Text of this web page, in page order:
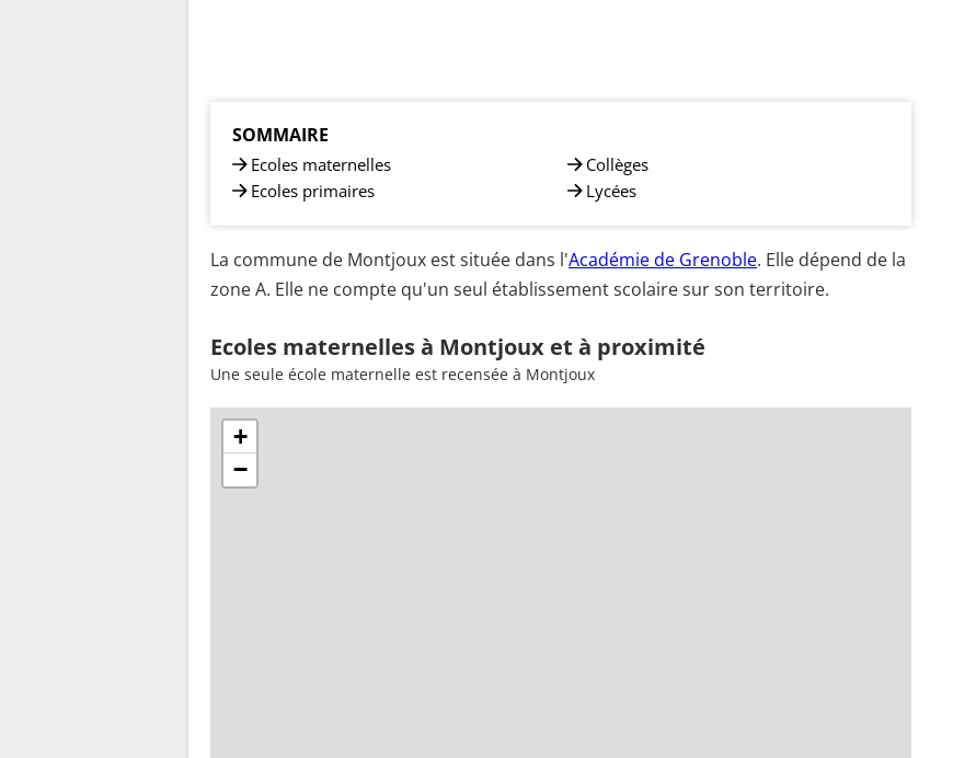
SOMMAIRE
Ecoles maternelles
Ecoles primaires
Collèges
Lycées
La commune de Montjoux est située dans l'Académie de Grenoble. Elle dépend de la
zone A. Elle ne compte qu'un seul établissement scolaire sur son territoire.
Ecoles maternelles à Montjoux et à proximité
Une seule école maternelle est recensée à Montjoux
+
−